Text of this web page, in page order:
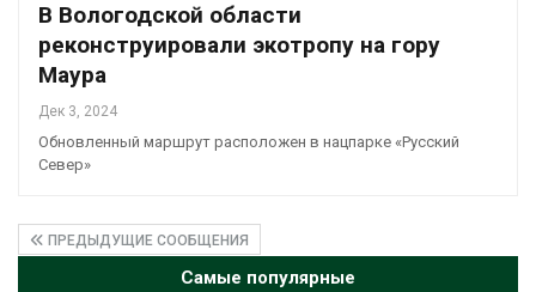
В Вологодской области
реконструировали экотропу на гору
Маура
Дек 3, 2024
Обновленный маршрут расположен в нацпарке «Русский
Север»
ПРЕДЫДУЩИЕ СООБЩЕНИЯ
Самые популярные